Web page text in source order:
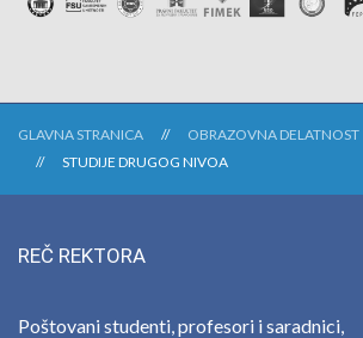
GLAVNA STRANICA
OBRAZOVNA DELATNOST
STUDIJE DRUGOG NIVOA
REČ REKTORA
Poštovani studenti, profesori i saradnici,